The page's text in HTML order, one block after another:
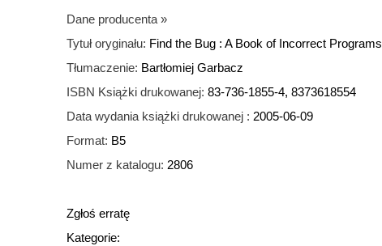
Dane producenta »
Tytuł oryginału: Find the Bug : A Book of Incorrect Programs
Tłumaczenie: Bartłomiej Garbacz
ISBN Książki drukowanej: 83-736-1855-4, 8373618554
Data wydania książki drukowanej : 2005-06-09
Format: B5
Numer z katalogu: 2806
Zgłoś erratę
Kategorie: